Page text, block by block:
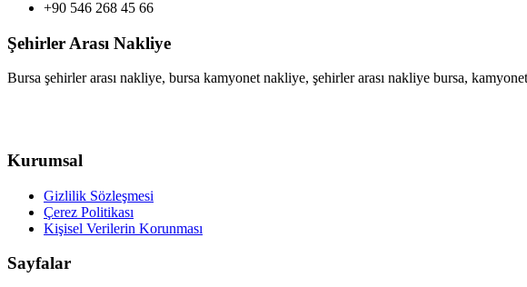
+90 546 268 45 66
Şehirler Arası Nakliye
Bursa şehirler arası nakliye, bursa kamyonet nakliye, şehirler arası nakliye bursa,
Kurumsal
Gizlilik Sözleşmesi
Çerez Politikası
Kişisel Verilerin Korunması
Sayfalar